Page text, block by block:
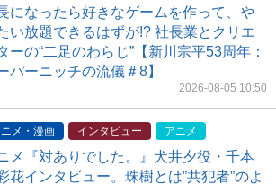
になったら好きなゲームを作って、や
い放題できるはずが!? 社長業とクリエ
ーの“二足のわらじ”【新川宗平53周年：
パーニッチの流儀＃8】
2026-08-05 10:50
メ・漫画 インタビュー アニメ
メ『対ありでした。』犬井夕役・千本
花インタビュー。珠樹とは”共犯者”のよ